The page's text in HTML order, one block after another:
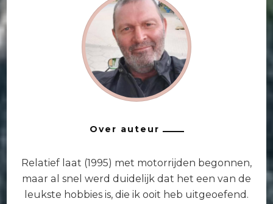
Over auteur
Relatief laat (1995) met motorrijden begonnen,
maar al snel werd duidelijk dat het een van de
leukste hobbies is, die ik ooit heb uitgeoefend.